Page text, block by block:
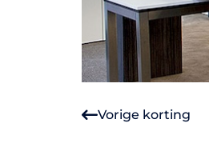
Vorige korting